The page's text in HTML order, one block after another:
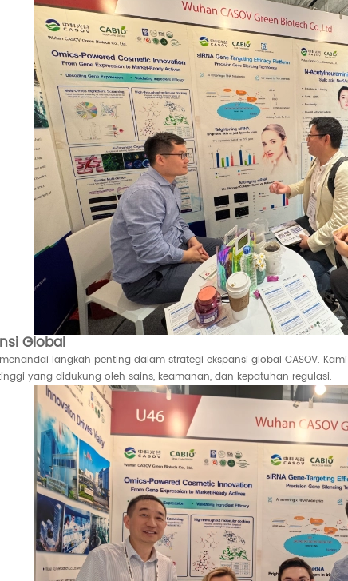
Global
langkah penting dalam strategi ekspansi global CASOV.
yang didukung oleh sains, keamanan, dan kepatuhan regulasi.